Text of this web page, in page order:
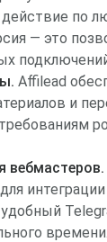
по
— это
Affilead
и
вебмастеров.
времени.